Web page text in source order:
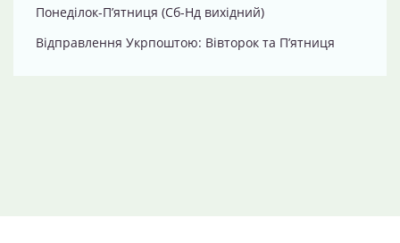
Понеділок-П’ятниця (Сб-Нд вихідний)
Відправлення Укрпоштою: Вівторок та П’ятниця